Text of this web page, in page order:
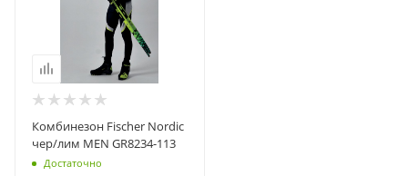
Комбинезон Fischer Nordic
чер/лим MEN GR8234-113
Достаточно